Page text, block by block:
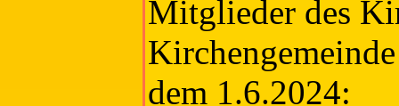
Mitglieder des
dem 1.6.2024: